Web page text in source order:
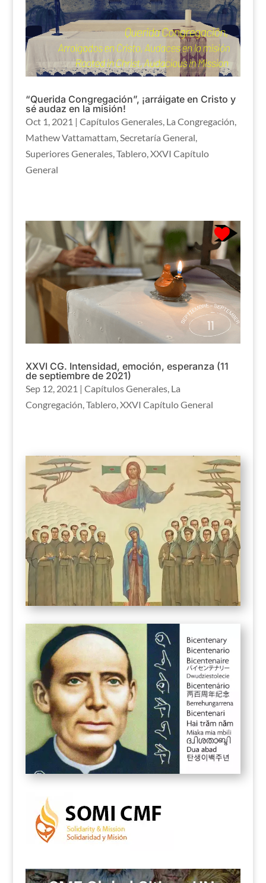
“Querida Congregación”, ¡arráigate en Cristo y
sé audaz en la misión!
Oct 1, 2021 | Capítulos Generales, La Congregación
Mathew Vattamattam, Secretaría General
Superiores Generales, Tablero, XXVI Capítulo
General
XXVI CG. Intensidad, emoción, esperanza (11
de septiembre de 2021)
Sep 12, 2021 | Capítulos Generales, La
Congregación,Tablero,XXVI Capítulo General